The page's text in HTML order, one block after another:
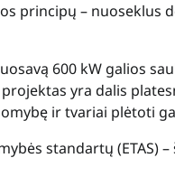
principų – nuoseklus
600 kW galios
yra dalis
ir tvariai plėtoti
standartų (ETAS)